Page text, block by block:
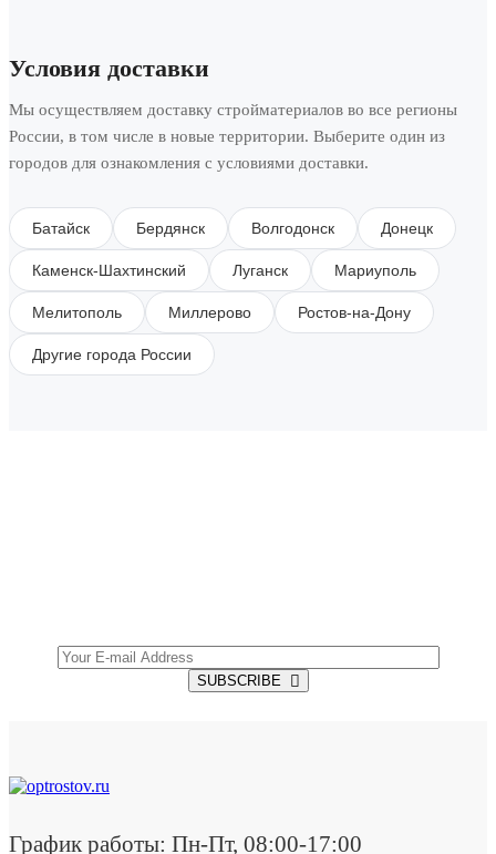
Условия доставки
Мы осуществляем доставку стройматериалов во все регионы
России, в том числе в новые территории. Выберите один из
городов для ознакомления с условиями доставки.
Батайск Бердянск Волгодонск Донецк
Каменск-Шахтинский Луганск Мариуполь
Мелитополь Миллерово Ростов-на-Дону
Другие города России
SUBSCRIBE
График работы: Пн-Пт, 08:00-17:00